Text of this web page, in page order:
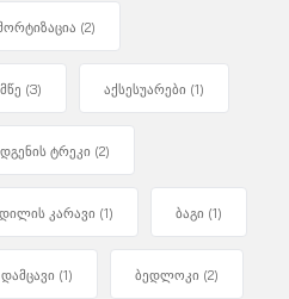
(2)
(3) აქსესუარები (1)
ტრეკი (2)
კარავი (1) ბაგი (1)
(1) ბედლოკი (2)